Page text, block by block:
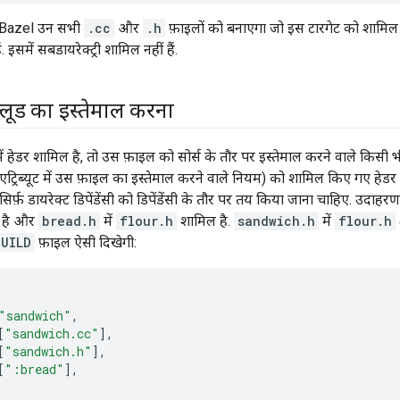
उन सभी .cc और .h फ़ाइलों को बनाएगा जो इस टारगेट को
इसमें सबडायरेक्ट्री शामिल नहीं हैं.
का इस्तेमाल करना
शामिल है, तो उस फ़ाइल को सोर्स के तौर पर इस्तेमाल करने वाले किसी
में उस फ़ाइल का इस्तेमाल करने वाले नियम) को शामिल किए गए हेडर के
डायरेक्ट डिपेंडेंसी को डिपेंडेंसी के तौर पर तय किया जाना चाहिए.
है और bread.h में flour.h शामिल है. sandwich.h में flour.h
फ़ाइल ऐसी दिखेगी:
,
"sandwich.cc" ],
"sandwich.h" ],
":bread" ],